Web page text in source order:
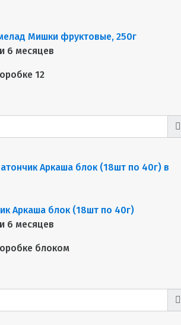
Мишки фруктовые, 250г
6 месяцев
12
Аркаша блок (18шт по 40г)
6 месяцев
блоком